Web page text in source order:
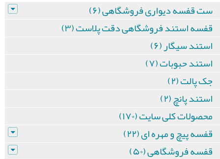
ست قفسه دیواری فروشگاهی (۶)
قفسه استند فروشگاهی دقت پلاست (۳)
استند سیگار (۶)
استند حبوبات (۷)
جک پالت (۲)
استند پانچ (۲)
محصولات کلی سایت (۱۷۰)
قفسه پیچ و مهره ای (۲۲)
قفسه فروشگاهی (۵۰)